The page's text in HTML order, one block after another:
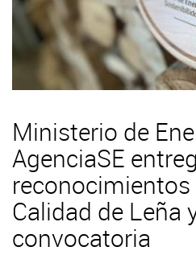
Ministerio de
AgenciaSE
reconocimientos
Calidad de Leña
convocatoria